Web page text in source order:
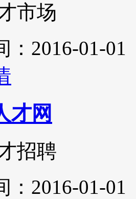
市场
：2016-01-01
才网
招聘
：2016-01-01